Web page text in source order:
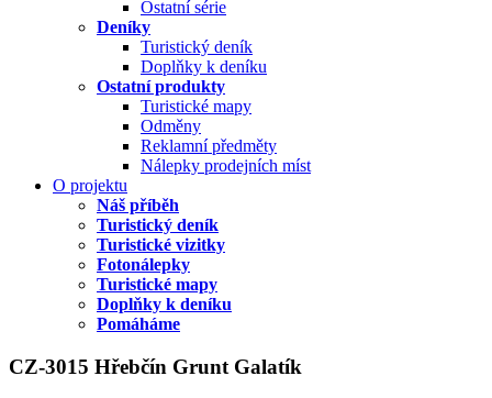
Ostatní série
Deníky
Turistický deník
Doplňky k deníku
Ostatní produkty
Turistické mapy
Odměny
Reklamní předměty
Nálepky prodejních míst
O projektu
Náš příběh
Turistický deník
Turistické vizitky
Fotonálepky
Turistické mapy
Doplňky k deníku
Pomáháme
CZ-3015 Hřebčín Grunt Galatík